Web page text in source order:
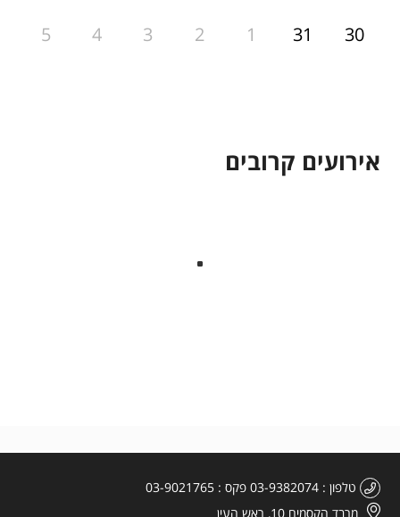
5
4 3 2 1 31 30
אירועים קרובים
טלפון 03-9382074 פקס
03-9021765
מרבד הקסמים 10, ראש העין